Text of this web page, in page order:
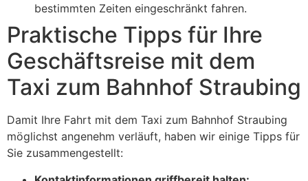
bestimmten Zeiten eingeschränkt fahren.
Praktische Tipps für Ihre
Geschäftsreise mit dem
Taxi zum Bahnhof Straubing
Damit Ihre Fahrt mit dem Taxi zum Bahnhof Straubing
möglichst angenehm verläuft, haben wir einige Tipps für
Sie zusammengestellt: